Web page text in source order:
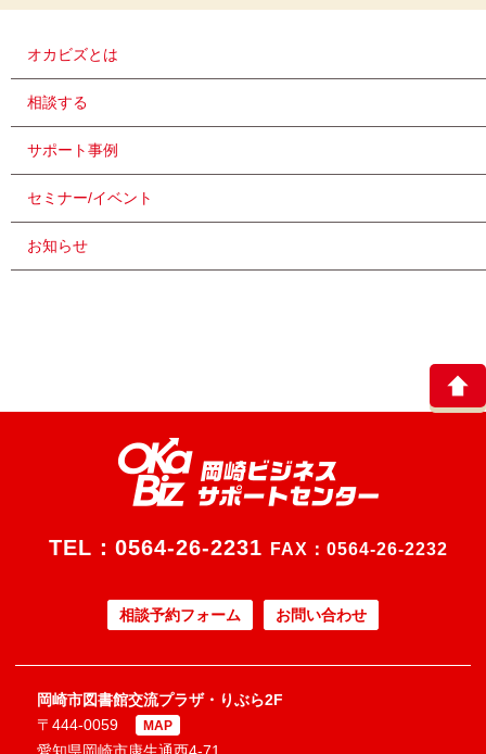
オカビズとは
相談する
サポート事例
セミナー/イベント
お知らせ
TEL： 0564-26-2231 FAX：0564-26-2232
相談予約フォーム お問い合わせ
岡崎市図書館交流プラザ・りぶら2F
〒444-0059
MAP
愛知県岡崎市康生通西4-71